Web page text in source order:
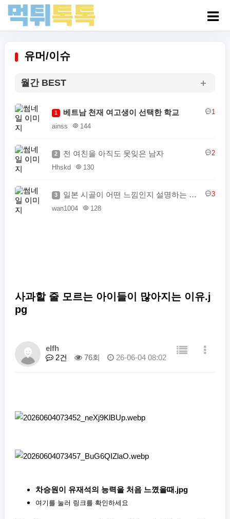
유머/이슈
월간 BEST
1 베트남 천재 여고생이 선택한 학교
1
ainss
144
2 전 여친을 아직도 못잊은 남자
2
Hhskd
130
3 일본 시골이 어떤 느낌인지 설명하는 일본인
3
wan1004
128
사과할 줄 모르는 아이들이 많아지는 이유.j
pg
elfh
2건
76회 26-06-04 08:02
차승원이 유재석의 능력을 처음 느꼈을때.jpg
여기를 눌러 링크를 확인하세요